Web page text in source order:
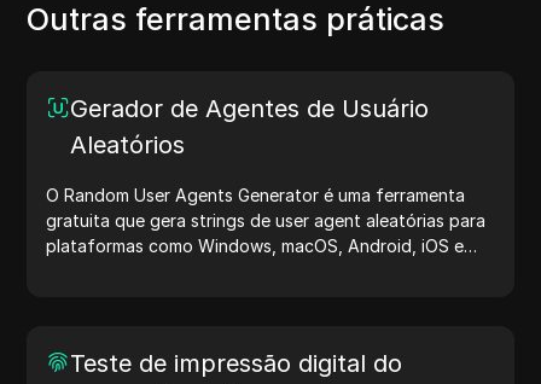
Outras ferramentas práticas
Gerador de Agentes de Usuário
Aleatórios
O Random User Agents Generator é uma ferramenta
gratuita que gera strings de user agent aleatórias para
plataformas como Windows, macOS, Android, iOS e
de trabalho — comece a gerar user agents hoje mesmo!
Teste de impressão digital do